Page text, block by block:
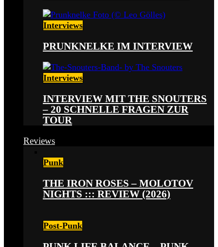
Interviews
PRUNKNELKE IM INTERVIEW
Interviews
INTERVIEW MIT THE SNOUTERS
– 20 SCHNELLE FRAGEN ZUR
TOUR
Reviews
Punk
THE IRON ROSES – MOLOTOV
NIGHTS ::: REVIEW (2026)
Post-Punk